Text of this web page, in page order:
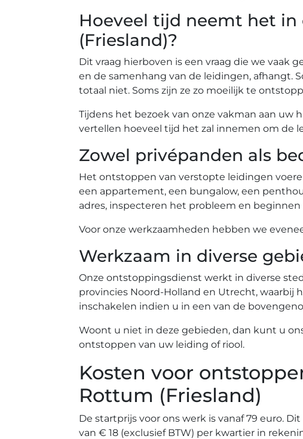
Hoeveel tijd neemt het
(Friesland)?
Dit vraag hierboven is een vraag die we vaak
en de samenhang van de leidingen, afhangt.
totaal niet. Soms zijn ze zo moeilijk te
Tijdens het bezoek van onze vakman aan uw
vertellen hoeveel tijd het zal innemen om de
Zowel privépanden als
Het ontstoppen van verstopte leidingen
een appartement, een bungalow, een
adres, inspecteren het probleem en
Voor onze werkzaamheden hebben we
Werkzaam in diverse
Onze ontstoppingsdienst werkt in diverse
provincies Noord-Holland en Utrecht, waarbij
inschakelen indien u in een van de
Woont u niet in deze gebieden, dan kunt u
ontstoppen van uw leiding of riool.
Kosten voor
Rottum (Friesland)
De startprijs voor ons werk is vanaf 79 euro.
van € 18 (exclusief BTW) per kwartier in